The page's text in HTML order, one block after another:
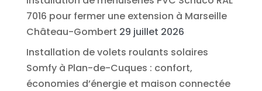
7016 pour fermer une extension à Marseille
Château-Gombert 29 juillet 2026
Installation de volets roulants solaires
Somfy à Plan-de-Cuques : confort,
économies d’énergie et maison connectée